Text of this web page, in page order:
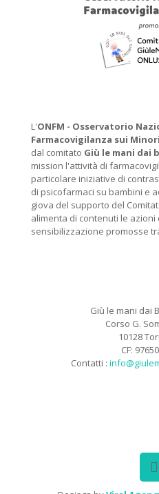
L'ONFM - Osservatorio
Farmacovigilanza sui Minori
dal comitato Giù le mani dai
mission l'attività di
particolare iniziative di
di psicofarmaci su bambini e
giova del supporto del
alimenta di contenuti le
sensibilizzazione promosse
Giù le mani dai
Corso G.
10128
CF:
Contatti :